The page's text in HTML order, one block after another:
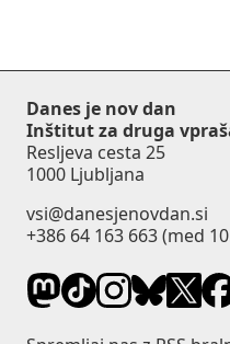
Danes je nov dan
Inštitut za druga
Resljeva cesta 25
1000 Ljubljana
vsi@danesjenovdan.si
+386 64 163 663(med